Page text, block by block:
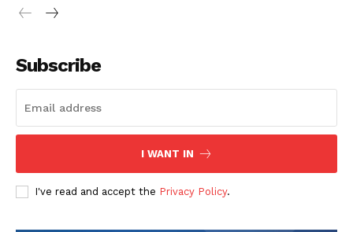
Subscribe
I WANT IN
I've read and accept the Privacy Policy.